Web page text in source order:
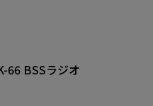
BSSラジオ